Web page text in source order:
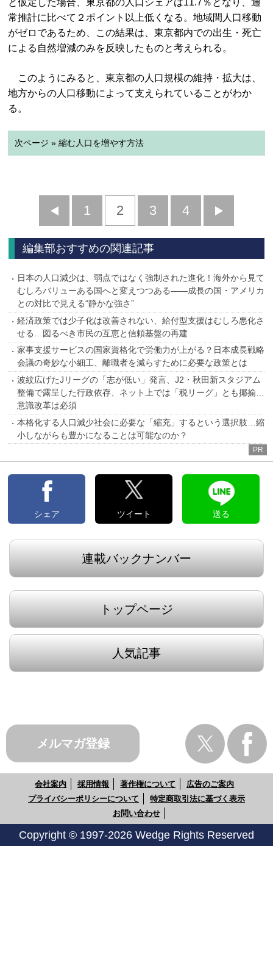
常推計に比べて２ポイント以上低くなる。地域間人口移動
がゼロであるため、この結果は、東京都内での出生・死亡
による自然増減のみを反映したものと考えられる。
このようにみると、東京都の人口規模の維持・拡大は、
地方からの人口移動によって支えられていることがわか
る。
次ページ » 縮む人口を増やす方法
前
へ
1 2 3 4
へ
編集部おすすめの関連記事
日本の人口減少は、弱点ではなく強制された進化！海外から見て
むしろバリューある国へと変えつつある――成長の国・アメリカ
との対比で見える“静かな強さ”
経済政策では少子化は改善されない、給付型支援はむしろ悪化さ
せる…図るべき市民の互恵と信頼基盤の再建
家事支援サービスの国家資格化で労働力が上がる？日本成長戦略
会議の奇妙な小細工、離職者を減らすために必要な政策とは
波紋広げたJリーグの「志が低い」発言、J2・秋田新スタジアム
整備で露呈した行政依存、ネット上では「税リーグ」とも揶揄…
意識改革は必須
本格化する人口減少社会に必要な「縮充」するという選択肢…縮
小しながらも豊かになることは可能なのか？
PR
シェア ツイート 送る
連載バックナンバー
トップページ
人気記事
メルマガ登録
会社案内 採用情報 著作権について
広告のご案内
プライバシーポリシーについて
特定商取引法に基づく表示
お問い合わせ
Copyright © 1997-2026 Wedge Rights Reserved